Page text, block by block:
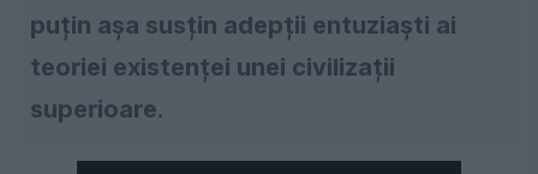
puțin așa susțin adepții entuziaști ai
teoriei existenței unei civilizații
superioare.